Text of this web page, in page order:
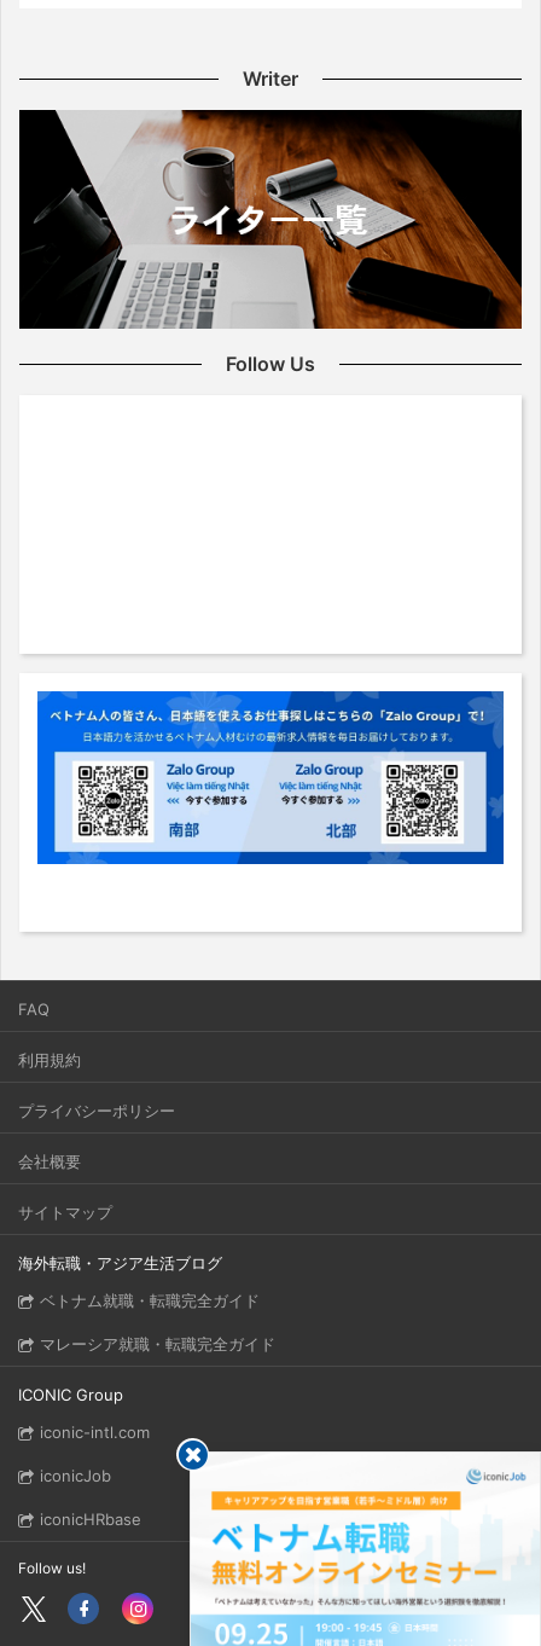
Writer
Follow Us
FAQ
利用規約
プライバシーポリシー
会社概要
サイトマップ
海外転職・アジア生活ブログ
ベトナム就職・転職完全ガイド
マレーシア就職・転職完全ガイド
ICONIC Group
iconic-intl.com
iconicJob
iconicHRbase
Follow us!